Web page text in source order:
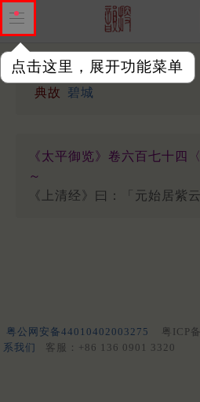
点击这里，展开功能菜单
典故 碧城
《太平御览》卷六百七十四
～
《上清经》曰：「元始居紫
粤公网安备44010402003275 粤ICP
系我们
客服：+86 136 0901 3320